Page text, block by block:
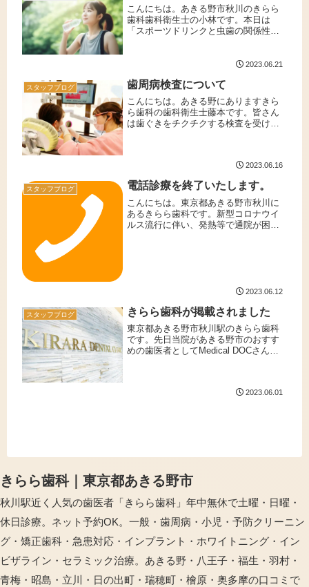
こんにちは。あきる野市秋川のきらら
歯科歯科衛生士の小林です。本日は
「スポーツドリンクと虫歯の関係性」
ツドリンクを飲む機会が増えるかと思
砂糖...
2023.06.21
スタッフブログ 歯周病検査について
こんにちは。あきる野にありますきら
ら歯科の歯科衛生士藤本です。皆さん
は歯ぐきをチクチクする検査を受けた
かを確認することができます。今回
は、...
2023.06.16
スタッフブログ 電話診療を終了いたします。
こんにちは。東京都あきる野市秋川に
あるきらら歯科です。新型コロナウイ
ルス流行に伴い、発熱等で通院が困難
2023.06.12
スタッフブログ きらら歯科が掲載されました
東京都あきる野市秋川駅のきらら歯科
です。先日当院があきる野市のおすす
めの歯医者としてMedical DOCさんに
2023.06.01
きらら歯科｜東京都あきる野市
秋川駅近く人気の歯医者「きらら歯科」年中無休で土曜・日曜・
休日診療。ネット予約OK。一般・歯周病・小児・予防クリーニン
グ・矯正歯科・急患対応・インプラント・ホワイトニング・イン
ビザライン・セラミック治療。あきる野・八王子・福生・羽村・
青梅・昭島・立川・日の出町・瑞穂町・檜原・奥多摩の口コミで